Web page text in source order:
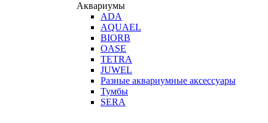
Аквариумы
ADA
AQUAEL
BIORB
OASE
TETRA
JUWEL
Разные аквариумные аксессуары
Тумбы
SERA